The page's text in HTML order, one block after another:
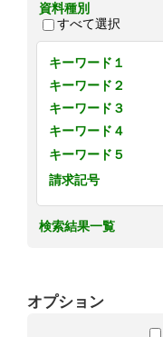
資料種別
すべて選択
キーワード１
キーワード２
キーワード３
キーワード４
キーワード５
請求記号
検索結果一覧
オプション